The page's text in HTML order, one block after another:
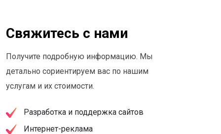
Свяжитесь с нами
Получите подробную информацию. Мы
детально сориентируем вас по нашим
услугам и их стоимости.
Разработка и поддержка сайтов
Интернет-реклама